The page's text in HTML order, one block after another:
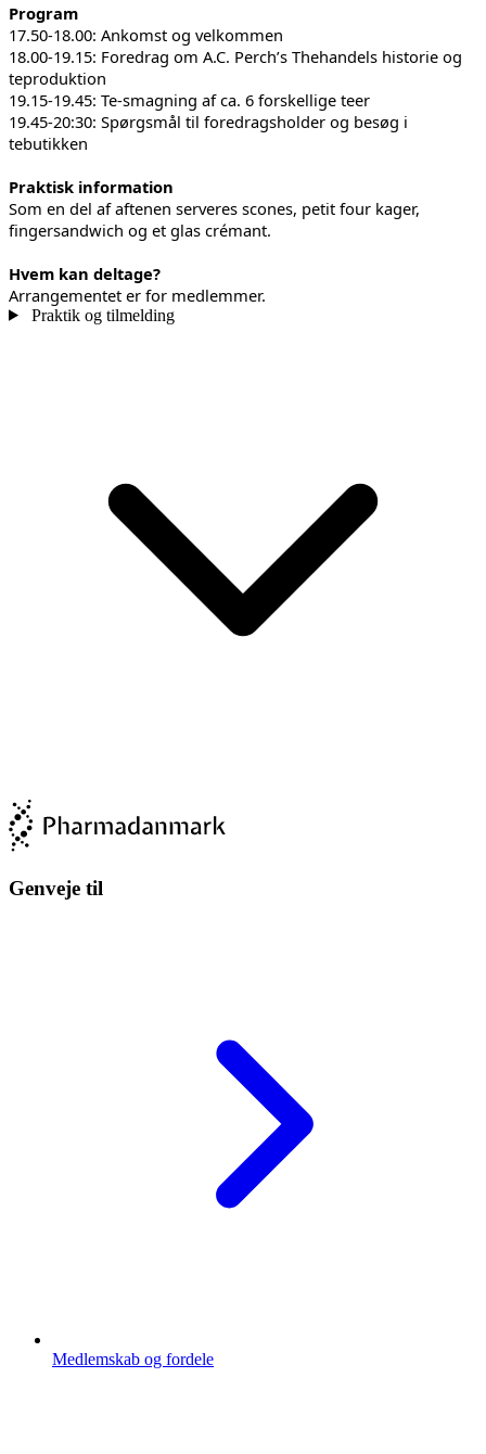
Program
17.50-18.00: Ankomst og velkommen
18.00-19.15: Foredrag om A.C. Perch’s Thehandels historie og
teproduktion
19.15-19.45: Te-smagning af ca. 6 forskellige teer
19.45-20:30: Spørgsmål til foredragsholder og besøg i
tebutikken
Praktisk information
Som en del af aftenen serveres scones, petit four kager,
fingersandwich og et glas crémant.
Hvem kan deltage?
Arrangementet er for medlemmer.
Praktik og tilmelding
Genveje til
Medlemskab og fordele